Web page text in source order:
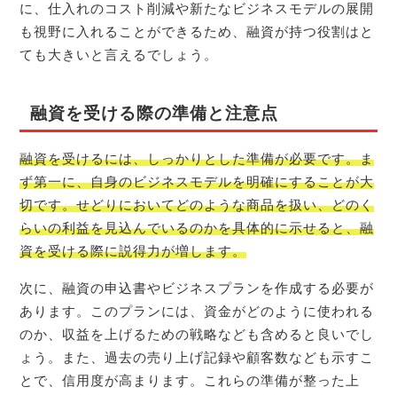
に、仕入れのコスト削減や新たなビジネスモデルの展開
も視野に入れることができるため、融資が持つ役割はと
ても大きいと言えるでしょう。
融資を受ける際の準備と注意点
融資を受けるには、しっかりとした準備が必要です。ま
ず第一に、自身のビジネスモデルを明確にすることが大
切です。せどりにおいてどのような商品を扱い、どのく
らいの利益を見込んでいるのかを具体的に示せると、融
資を受ける際に説得力が増します。
次に、融資の申込書やビジネスプランを作成する必要が
あります。このプランには、資金がどのように使われる
のか、収益を上げるための戦略なども含めると良いでし
ょう。また、過去の売り上げ記録や顧客数なども示すこ
とで、信用度が高まります。これらの準備が整った上